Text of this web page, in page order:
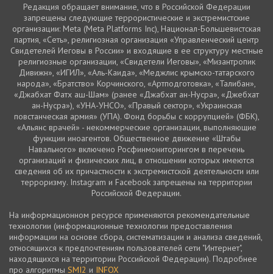
Редакция обращает внимание, что в Российской Федерации
запрещены следующие террористические и экстремистские
организации: Meta (Meta Platforms Inc), Национал-Большевистская
партия, «Сеть», религиозная организация «Управленческий центр
Свидетелей Иеговы в России» и входящие в ее структуру местные
религиозные организации, «Свидетели Иеговы», «Мизантропик
Дивижн», «ИГИЛ», «Аль-Каида», «Меджлис крымско-татарского
народа», «Братство» Корчинского, «Артподготовка», «Талибан»,
«Джабхат Фатх аш-Шам» (ранее «Джабхат ан-Нусра», «Джебхат
ан-Нусра»), «УНА-УНСО», «Правый сектор», «Украинская
повстанческая армия» (УПА). Фонд борьбы с коррупцией» (ФБК),
«Альянс врачей» - некоммерческие организации, выполняющие
функции иноагентов. Общественное движение «Штабы
Навального» включено Росфинмониторингом в перечень
организаций и физических лиц, в отношении которых имеются
сведения об их причастности к экстремистской деятельности или
терроризму. Instagram и Facebook запрещены на территории
Российской Федерации.
На информационном ресурсе применяются рекомендательные
технологии (информационные технологии предоставления
информации на основе сбора, систематизации и анализа сведений,
относящихся к предпочтениям пользователей сети "Интернет",
находящихся на территории Российской Федерации). Подробнее
про алгоритмы SMI2 и INFOX